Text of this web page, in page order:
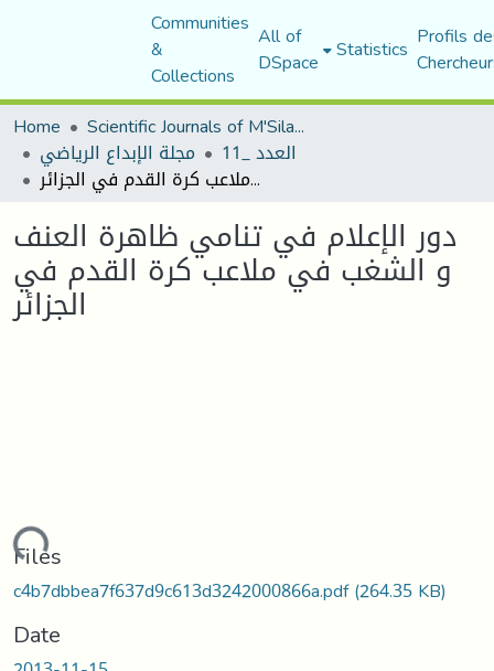
Communities
&
Collections
All of
DSpace Statistics Profils
Home
Scientific Journals of M'Sila University
مجلة الإبداع الرياضي العدد _11
دور الإعلام في تنامي ظاهرة العنف و الشغب في ملاعب كرة القدم في الجزائر
دور الإعلام في تنامي ظاهرة العنف
و الشغب في ملاعب كرة القدم في
الجزائر
Files
c4b7dbbea7f637d9c613d3242000866a.pdf(264.35 KB)
Date